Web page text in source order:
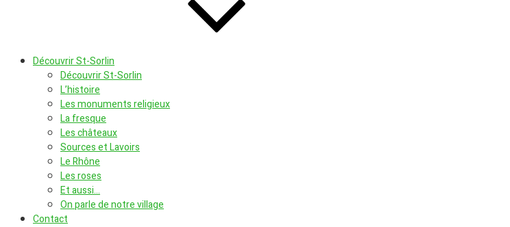
Découvrir St-Sorlin
Découvrir St-Sorlin
L’histoire
Les monuments religieux
La fresque
Les châteaux
Sources et Lavoirs
Le Rhône
Les roses
Et aussi…
On parle de notre village
Contact